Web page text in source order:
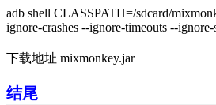
adb shell CLASSPATH=/sdcard/
ignore-crashes --ignore-timeouts --
下载地址 mixmonkey.jar
结尾